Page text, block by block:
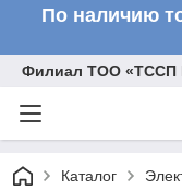
По наличию
Филиал ТОО «ТССП
Каталог